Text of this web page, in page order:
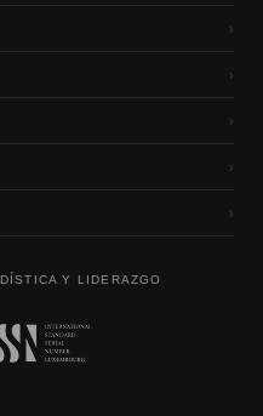
›
›
›
›
›
Y LIDERAZGO